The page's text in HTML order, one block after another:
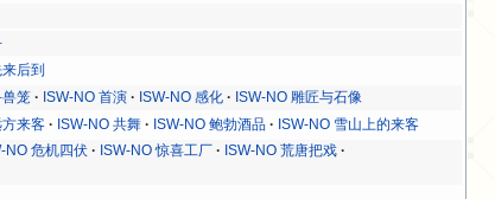
后到
兽笼 ISW-NO 首演 ISW-NO 感化
ISW-NO 雕匠与石像
方来客 ISW-NO 共舞 ISW-NO 鲍勃酒品 ISW-NO 雪山上的来客
NO 危机四伏 ISW-NO 惊喜工厂
ISW-NO 荒唐把戏